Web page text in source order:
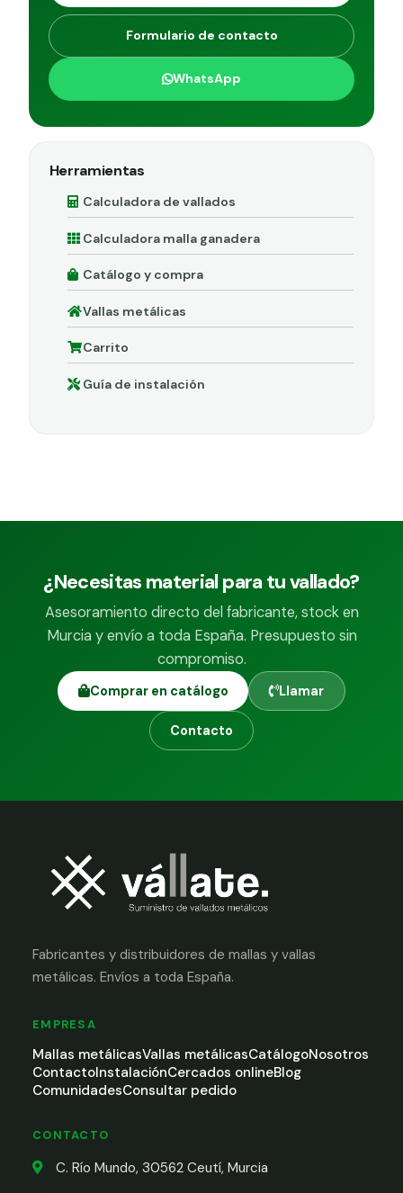
Formulario de contacto
WhatsApp
Herramientas
Calculadora de vallados
Calculadora malla ganadera
Catálogo y compra
Vallas metálicas
Carrito
Guía de instalación
¿Necesitas material para tu vallado?
Asesoramiento directo del fabricante, stock en
Murcia y envío a toda España. Presupuesto sin
compromiso.
Comprar en catálogo Llamar
Contacto
Fabricantes y distribuidores de mallas y vallas
metálicas. Envíos a toda España.
EMPRESA
Mallas metálicasVallas metálicasCatálogoNosotros
ContactoInstalaciónCercados onlineBlog
ComunidadesConsultar pedido
CONTACTO
C. Río Mundo, 30562 Ceutí, Murcia